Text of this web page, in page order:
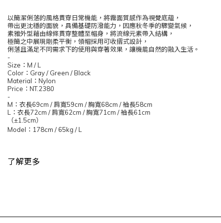
以簡潔俐落的風格貫穿日常機能，將霧面質感作為視覺底蘊，
帶出更沈穩的面貌，具備基礎防潑能力，因應秋冬季的驟變氣候，
素雅外型藉由線條貫穿整體至帽身，將流線元素帶入結構，
極簡之中展現剛柔平衡，領帽採用可收摺式設計，
俐落且滿足不同需求下的使用與穿著效果，讓機能自然的融入生活。
-
Size ： M / L
Color ： Gray / Green / Black
Material ： Nylon
Price ： NT.2380
-
M ：衣長69cm / 肩寬59cm /胸寬68cm /袖長58cm
L
：衣長72cm / 肩寬62cm /胸寬71cm /袖長61cm
（±1.5cm）
Model ： 178cm / 65kg / L
了解更多